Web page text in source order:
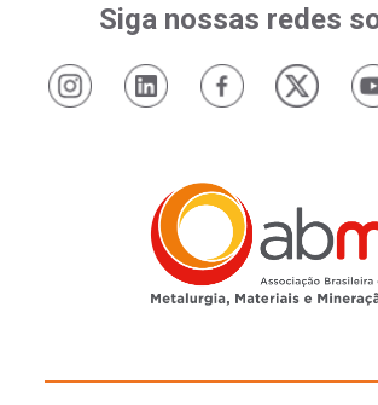
Siga nossas redes